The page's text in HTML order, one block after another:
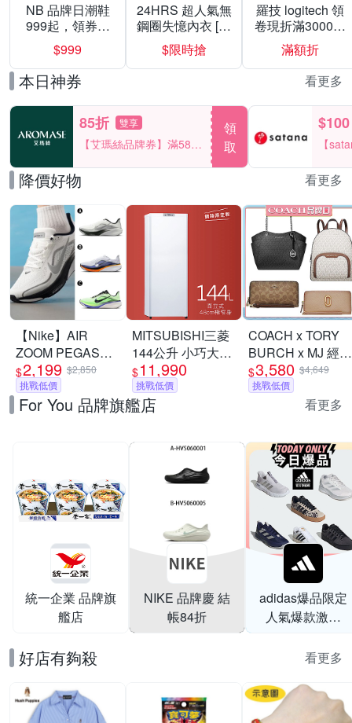
NB 品牌日潮鞋
999起，領券折
上折 最高回饋
40%
$999
24HRS 超人氣無
鋼圈失憶內衣 [熱
銷好評]
$限時搶
羅技 logitech 領
卷現折滿3000折
300
滿額折
本日神券 看更多
85折 雙享
【艾瑪絲品牌券】滿580
領
取
$100
【
降價好物 看更多
【Nike】AIR
ZOOM PEGASUS
42 RR 慢跑鞋 運
動鞋 男 A-
II7210100 B-
$2,199 $2,850
挑戰低價
MITSUBISHI三菱
144公升 小巧大容
量 直立式冷凍櫃
MF-U14T-W-C
$11,990
挑戰低價
COACH x TORY
BURCH x MJ 經典
款 中夾 / 長夾(多
款可選)
$3,580 $4,649
挑戰低價
For You 品牌旗艦店 看更多
統一企業 品牌旗
艦店
NIKE 品牌慶 結
帳84折
adidas爆品限定
人氣爆款激降
好店有夠殺 看更多